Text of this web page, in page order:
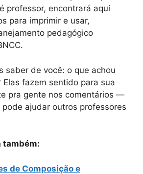
professor, encontrará aqui
para imprimir e usar,
pedagógico
saber de você: o que achou
fazem sentido para sua
pra gente nos comentários —
pode ajudar outros professores
também:
de Composição e